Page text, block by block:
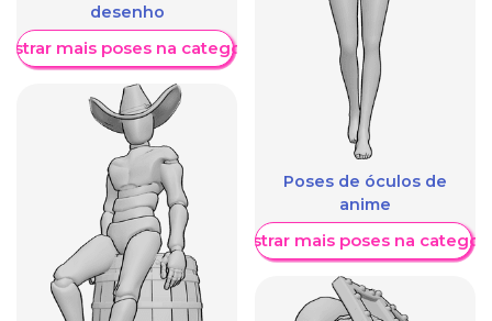
desenho
mais poses na categoria
Poses de óculos de
anime
Mostrar mais poses na